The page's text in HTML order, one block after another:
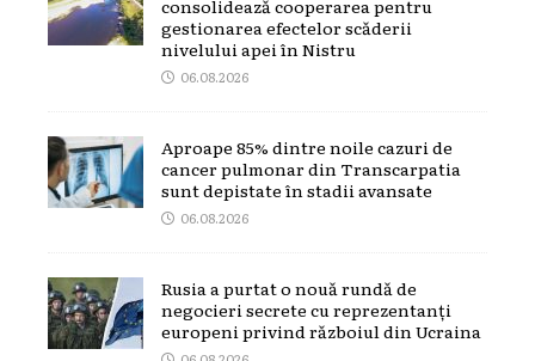
consolidează cooperarea pentru
gestionarea efectelor scăderii
nivelului apei în Nistru
06.08.2026
Aproape 85% dintre noile cazuri de
cancer pulmonar din Transcarpatia
sunt depistate în stadii avansate
06.08.2026
Rusia a purtat o nouă rundă de
negocieri secrete cu reprezentanți
europeni privind războiul din Ucraina